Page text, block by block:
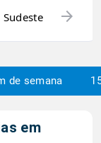
arrow_forward
de semana
em